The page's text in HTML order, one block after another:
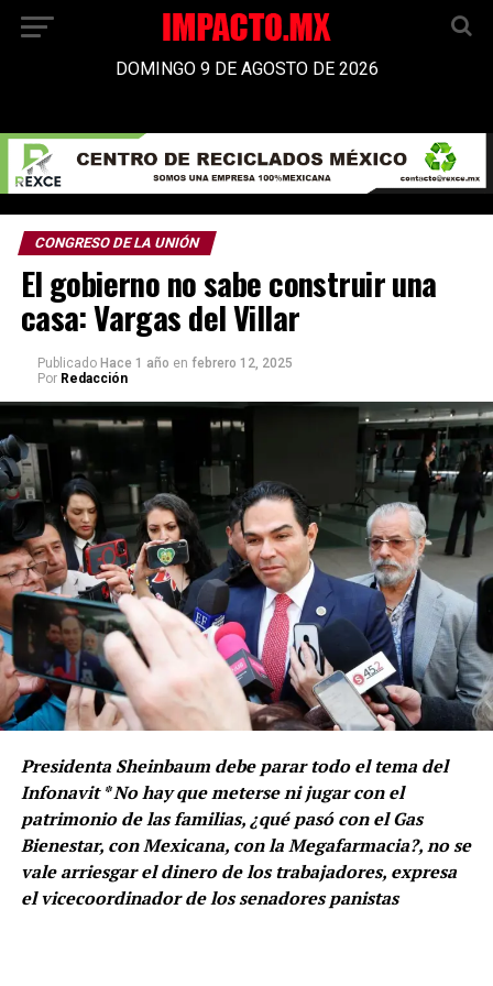
DOMINGO 9 DE AGOSTO DE 2026
CONGRESO DE LA UNIÓN
El gobierno no sabe construir una
casa: Vargas del Villar
Publicado Hace 1 año en febrero 12, 2025
Por Redacción
Presidenta Sheinbaum debe parar todo el tema del
Infonavit * No hay que meterse ni jugar con el
patrimonio de las familias, ¿qué pasó con el Gas
Bienestar, con Mexicana, con la Megafarmacia?, no se
vale arriesgar el dinero de los trabajadores, expresa
el vicecoordinador de los senadores panistas